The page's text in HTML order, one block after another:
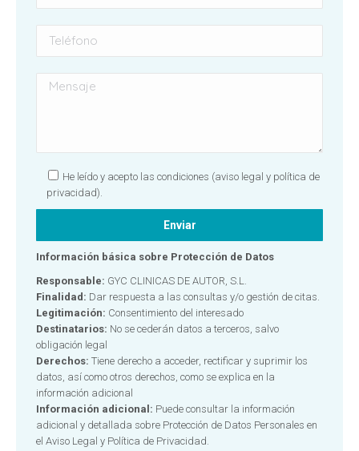
He leído y acepto las condiciones (aviso legal y política de
privacidad).
Información básica sobre Protección de Datos
Responsable: GYC CLINICAS DE AUTOR, S.L.
Finalidad: Dar respuesta a las consultas y/o gestión de citas.
Legitimación: Consentimiento del interesado
Destinatarios: No se cederán datos a terceros, salvo
obligación legal
Derechos: Tiene derecho a acceder, rectificar y suprimir los
datos, así como otros derechos, como se explica en la
información adicional
Información adicional: Puede consultar la información
adicional y detallada sobre Protección de Datos Personales en
el Aviso Legal y Política de Privacidad.